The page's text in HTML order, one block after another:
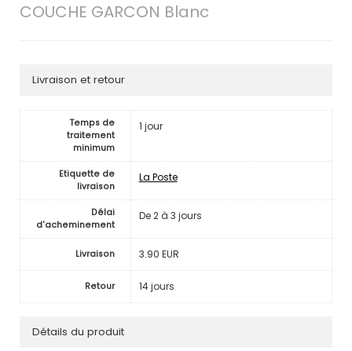
COUCHE GARCON Blanc
Livraison et retour
Temps de
traitement
minimum
1 jour
Etiquette de
livraison
La Poste
Délai
d'acheminement
De 2 à 3 jours
Livraison 3.90 EUR
Retour 14 jours
Détails du produit